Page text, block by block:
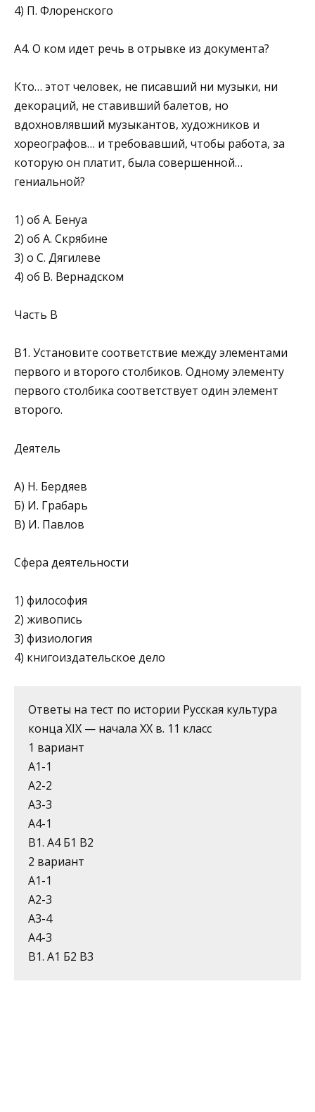
4) П. Флоренского
А4. О ком идет речь в отрывке из документа?
Кто… этот человек, не писавший ни музыки, ни
декораций, не ставивший балетов, но
вдохновлявший музыкантов, художников и
хореографов… и требовавший, чтобы работа, за
которую он платит, была совершенной…
гениальной?
1) об А. Бенуа
2) об А. Скрябине
3) о С. Дягилеве
4) об В. Вернадском
Часть В
В1. Установите соответствие между элементами
первого и второго столбиков. Одному элементу
первого столбика соответствует один элемент
второго.
Деятель
A) Н. Бердяев
Б) И. Грабарь
B) И. Павлов
Сфера деятельности
1) философия
2) живопись
3) физиология
4) книгоиздательское дело
Ответы на тест по истории Русская культура
конца XIX — начала XX в. 11 класс
1 вариант
А1-1
А2-2
А3-3
А4-1
В1. А4 Б1 В2
2 вариант
А1-1
А2-3
А3-4
А4-3
В1. А1 Б2 В3